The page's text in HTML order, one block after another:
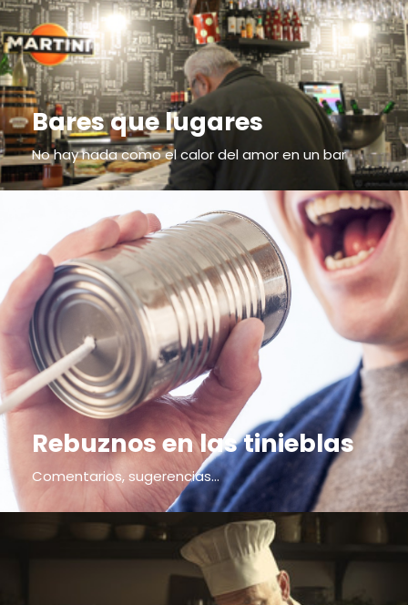
Bares que lugares
No hay nada como el calor del amor en un bar
Rebuznos en las tinieblas
Comentarios, sugerencias...